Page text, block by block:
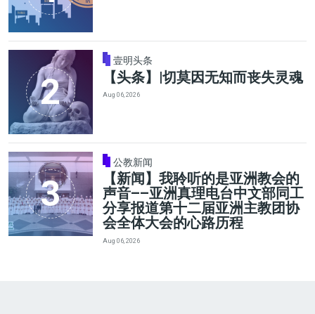
壹明头条
【头条】|切莫因无知而丧失灵魂
Aug 06, 2026
公教新闻
【新闻】我聆听的是亚洲教会的
声音——亚洲真理电台中文部同工
分享报道第十二届亚洲主教团协
会全体大会的心路历程
Aug 06, 2026